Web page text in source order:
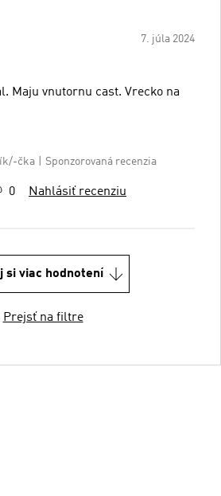
7. júla 2024
Maju vnutornu cast. Vrecko na
čka
Sponzorovaná recenzia
0 Nahlásiť recenziu
si viac hodnotení
Prejsť na filtre